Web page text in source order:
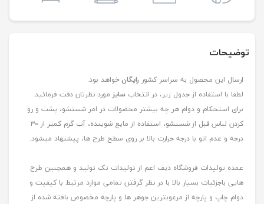
توضیحات
ارسال این محصول به سراسر کشور رایگانخواهد بود.
لطفا با استفاده از جدول زیر، در انتخاب سایز مورد نظرتان دقت فرمائید.
برای استحکام و دوام هر چه بیشتر محصولات در امر شستشو، پشت و رو
کردن لباس قبل از شستشو، استفاده از مایع شوینده، آب گرم کمتر از ۳۰
درجه و عدم اتو با درجه حرارت بالا بر روی سطح طرح ها، پیشنهاد میشود.
عمده تولیدات فروشگاه دیف اعم از تولیدات تک تولید و همچنین طرح
هایی باجزئیات بسیار بالا با در نظر گرفتن تمامی موارد مرتبط با کیفیت و
دوام چاپ و پارچه از مرغوبترین جوهر ها و پارچه مخصوص بافته شده از